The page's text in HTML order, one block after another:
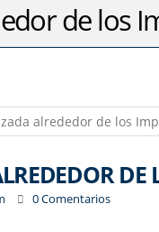
de los
DE
0 Comentarios